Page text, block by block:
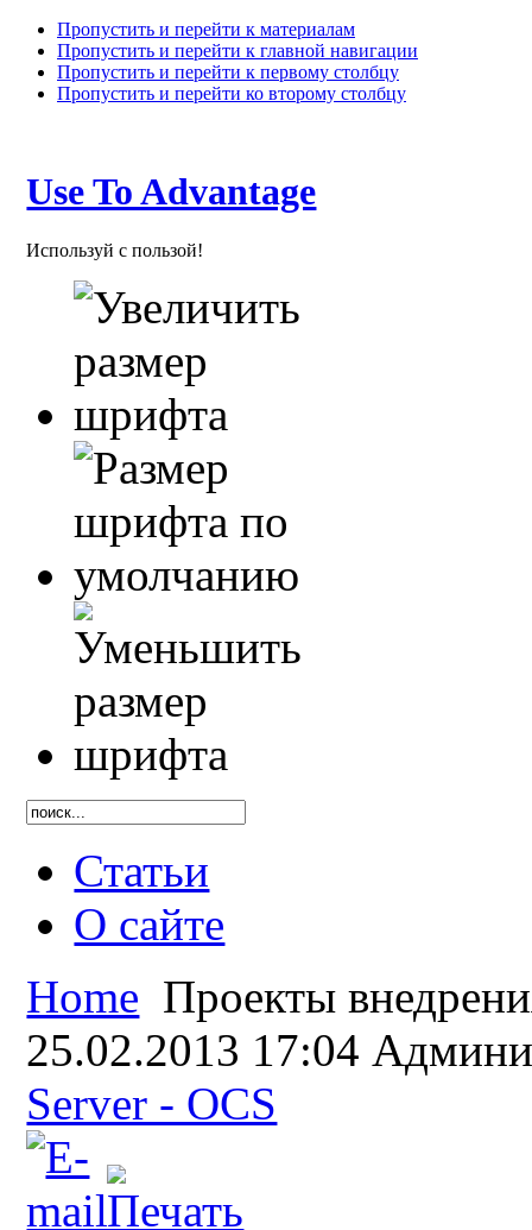
Пропустить и перейти к материалам
Пропустить и перейти к главной навигации
Пропустить и перейти к первому столбцу
Пропустить и перейти ко второму столбцу
Use To Advantage
Используй с пользой!
Статьи
О сайте
Home Проекты
25.02.2013 17:04
Server - OCS